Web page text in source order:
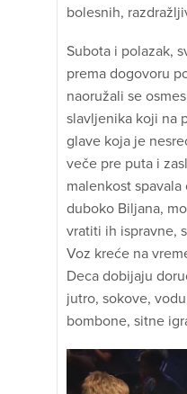
bolesnih,
Subota i polazak,
prema dogovoru
naoružali se
slavljenika koji na
glave koja je
veče pre puta i
malenkost spavala
duboko Biljana,
vratiti ih ispravne,
Voz kreće na
Deca dobijaju
jutro, sokove,
bombone, sitne